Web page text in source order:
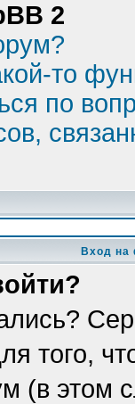
2
то
по
Вход на
того,
(в этом